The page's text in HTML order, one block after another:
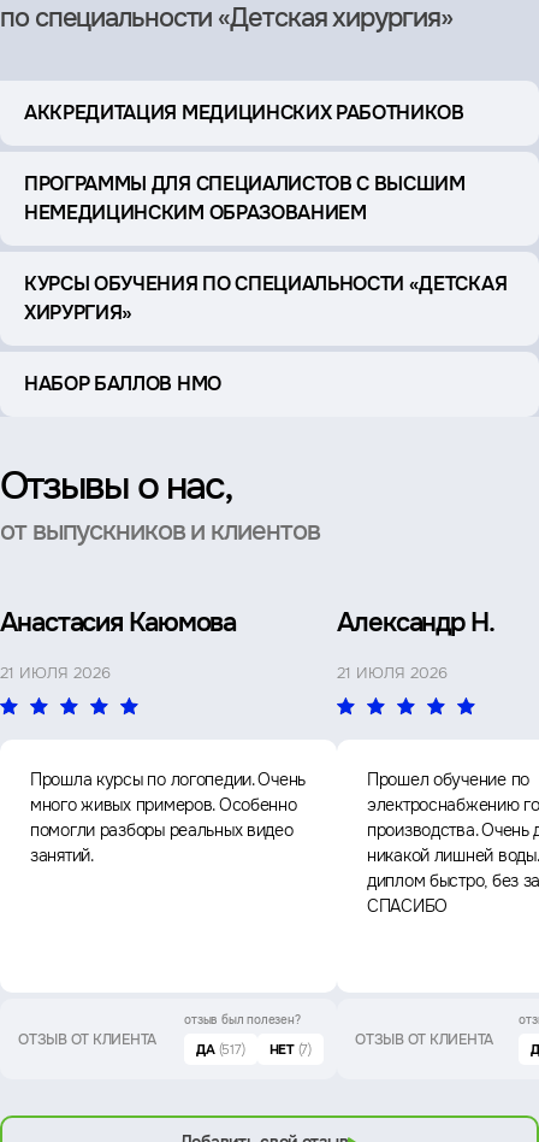
по специальности «Детская хирургия»
АККРЕДИТАЦИЯ МЕДИЦИНСКИХ РАБОТНИКОВ
ПРОГРАММЫ ДЛЯ СПЕЦИАЛИСТОВ С ВЫСШИМ
НЕМЕДИЦИНСКИМ ОБРАЗОВАНИЕМ
КУРСЫ ОБУЧЕНИЯ ПО СПЕЦИАЛЬНОСТИ «ДЕТСКАЯ
ХИРУРГИЯ»
НАБОР БАЛЛОВ НМО
Отзывы о нас,
от выпускников и клиентов
Анастасия Каюмова
21 ИЮЛЯ 2026
Прошла курсы по логопедии. Очень
много живых примеров. Особенно
помогли разборы реальных видео
занятий.
ОТЗЫВ ОТ КЛИЕНТА
отзыв был полезен?
ДА (517) НЕТ (7)
Александр Н.
21 ИЮЛЯ 2026
Прошел обучение по
электроснабжению
производства. Очень
никакой лишней
диплом быстро, без
СПАСИБО
ОТЗЫВ ОТ КЛИЕНТА